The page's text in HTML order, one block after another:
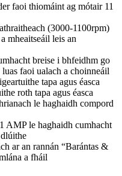
faoi thiomáint ag mótair 11
(3000-1100rpm)
mheaitseáil leis an
breise i bhfeidhm go
faoi ualach a choinneáil
tapa agus éasca
roth tapa agus éasca
le haghaidh compord
AMP le haghaidh cumhacht
ar an rannán “Barántas &
a fháil